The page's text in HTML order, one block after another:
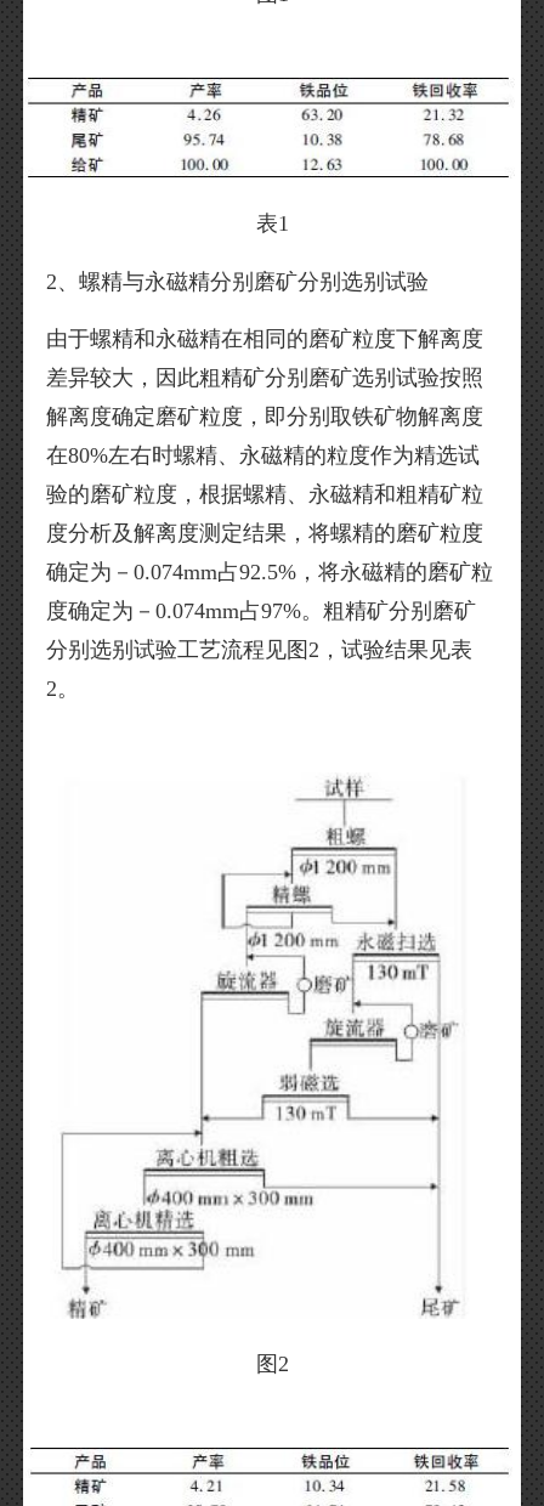
表1
2、螺精与永磁精分别磨矿分别选别试验
由于螺精和永磁精在相同的磨矿粒度下解离度
差异较大，因此粗精矿分别磨矿选别试验按照
解离度确定磨矿粒度，即分别取铁矿物解离度
在80%左右时螺精、永磁精的粒度作为精选试
验的磨矿粒度，根据螺精、永磁精和粗精矿粒
度分析及解离度测定结果，将螺精的磨矿粒度
确定为－0.074mm占92.5%，将永磁精的磨矿粒
度确定为－0.074mm占97%。粗精矿分别磨矿
分别选别试验工艺流程见图2，试验结果见表
2。
图2